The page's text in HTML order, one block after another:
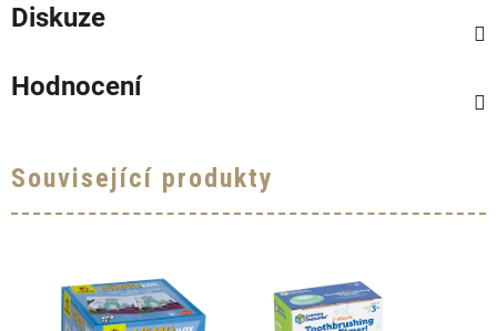
Diskuze
Hodnocení
Související produkty